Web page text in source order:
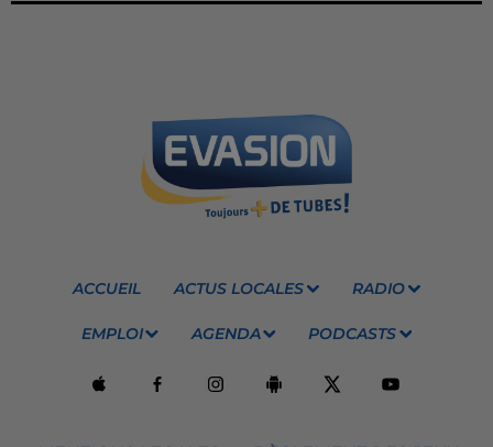
ACCUEIL ACTUS LOCALES RADIO
EMPLOI AGENDA PODCASTS